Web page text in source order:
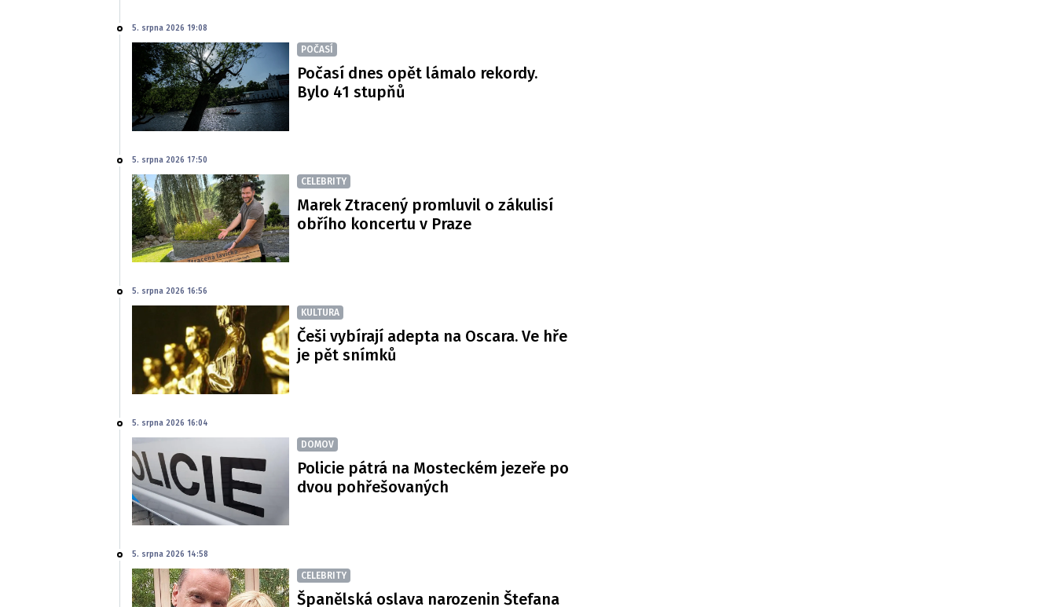
5. srpna 2026 19:08
POČASÍ
Počasí dnes opět lámalo rekordy.
Bylo 41 stupňů
5. srpna 2026 17:50
CELEBRITY
Marek Ztracený promluvil o zákulisí
obřího koncertu v Praze
5. srpna 2026 16:56
KULTURA
Češi vybírají adepta na Oscara. Ve hře
je pět snímků
5. srpna 2026 16:04
DOMOV
Policie pátrá na Mosteckém jezeře po
dvou pohřešovaných
5. srpna 2026 14:58
CELEBRITY
Španělská oslava narozenin Štefana